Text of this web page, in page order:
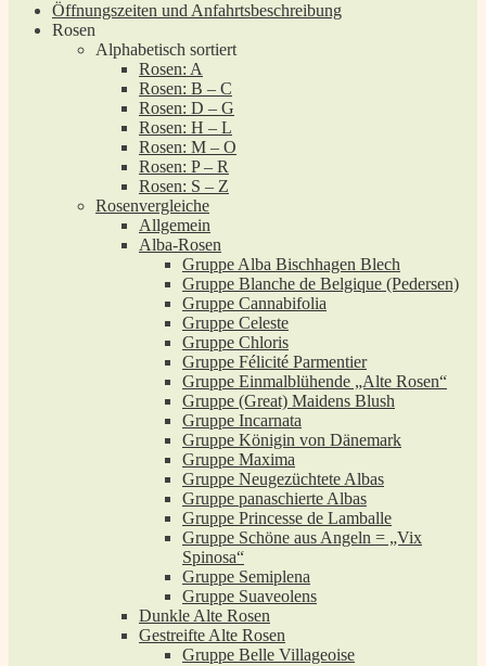
Öffnungszeiten und Anfahrtsbeschreibung
Rosen
Alphabetisch sortiert
Rosen: A
Rosen: B – C
Rosen: D – G
Rosen: H – L
Rosen: M – O
Rosen: P – R
Rosen: S – Z
Rosenvergleiche
Allgemein
Alba-Rosen
Gruppe Alba Bischhagen Blech
Gruppe Blanche de Belgique (Pedersen)
Gruppe Cannabifolia
Gruppe Celeste
Gruppe Chloris
Gruppe Félicité Parmentier
Gruppe Einmalblühende „Alte Rosen“
Gruppe (Great) Maidens Blush
Gruppe Incarnata
Gruppe Königin von Dänemark
Gruppe Maxima
Gruppe Neugezüchtete Albas
Gruppe panaschierte Albas
Gruppe Princesse de Lamballe
Gruppe Schöne aus Angeln = „Vix
Spinosa“
Gruppe Semiplena
Gruppe Suaveolens
Dunkle Alte Rosen
Gestreifte Alte Rosen
Gruppe Belle Villageoise